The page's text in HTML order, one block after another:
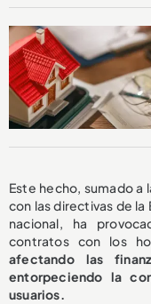
Este hecho, sumado
con las directivas de
nacional, ha
contratos con los
afectando las
entorpeciendo la
usuarios.